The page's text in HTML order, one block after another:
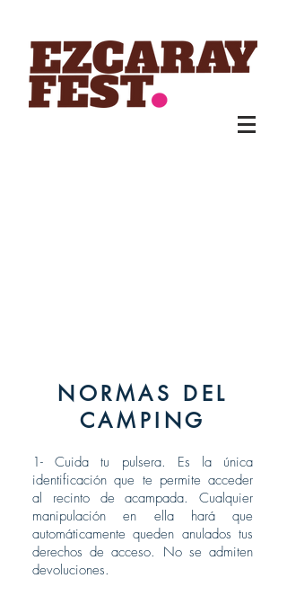
NORMAS DEL
CAMPING
1- Cuida tu pulsera. Es la única
identificación que te permite acceder
al recinto de acampada. Cualquier
manipulación en ella hará que
automáticamente queden anulados tus
derechos de acceso. No se admiten
devoluciones.